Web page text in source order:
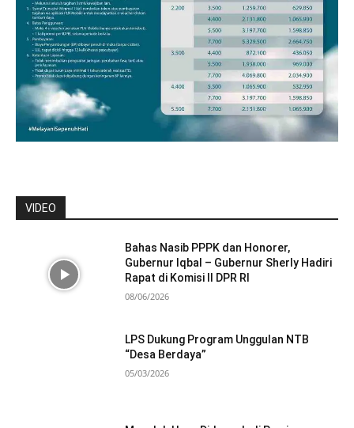
VIDEO
Bahas Nasib PPPK dan Honorer,
Gubernur Iqbal – Gubernur Sherly Hadiri
Rapat di Komisi II DPR RI
08/06/2026
LPS Dukung Program Unggulan NTB
“Desa Berdaya”
05/03/2026